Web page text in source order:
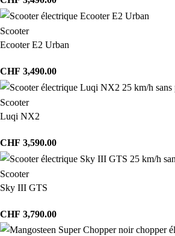
Scooter
Ecooter E2 Urban
CHF 3,490.00
Scooter
Luqi NX2
CHF 3,590.00
Scooter
Sky III GTS
CHF 3,790.00